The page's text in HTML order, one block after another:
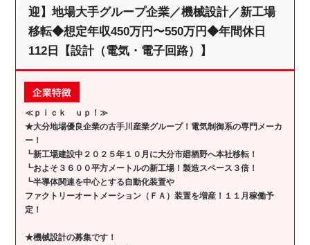
迎】地場大手グループ企業／機械設計／新工場
移転◆想定年収450万円〜550万円◆年間休日
112日【設計（電気・電子回路）】
≪ｐｉｃｋ ｕｐ！≫
★大分地場優良企業の古手川産業グループ！電気制御系の専門メーカ
ー！
┗新工場建設中２０２５年１０月に大分市廻栖野へ本社移転！
┗およそ３６００平方メートルの新工場！製造スペース３倍！
┗半導体関連を中心とする自動化装置や
ファクトリーオートメーション（ＦＡ）装置を増産！１１月稼働予
定！
★機械設計の募集です！